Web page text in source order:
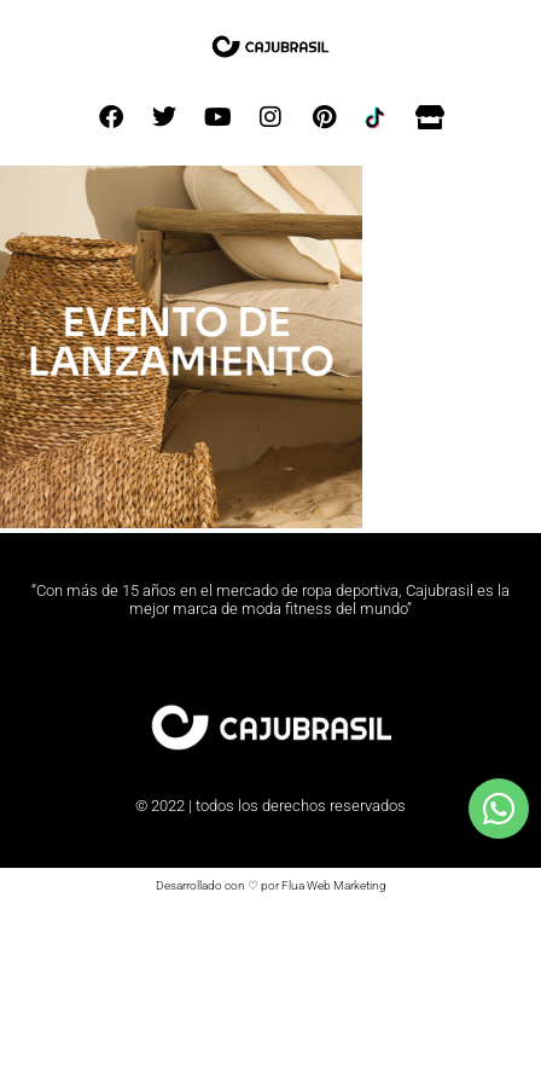
“Con más de 15 años en el mercado de ropa deportiva, Cajubrasil es la
mejor marca de moda fitness del mundo”
© 2022 | todos los derechos reservados
Desarrollado con ♡ por Flua Web Marketing